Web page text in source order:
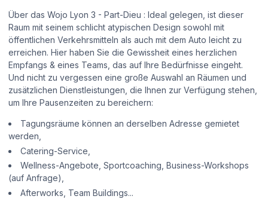
Über das Wojo Lyon 3 - Part-Dieu : Ideal gelegen, ist dieser
Raum mit seinem schlicht atypischen Design sowohl mit
öffentlichen Verkehrsmitteln als auch mit dem Auto leicht zu
erreichen. Hier haben Sie die Gewissheit eines herzlichen
Empfangs & eines Teams, das auf Ihre Bedürfnisse eingeht.
Und nicht zu vergessen eine große Auswahl an Räumen und
zusätzlichen Dienstleistungen, die Ihnen zur Verfügung stehen,
um Ihre Pausenzeiten zu bereichern:
Tagungsräume können an derselben Adresse gemietet
werden,
Catering-Service,
Wellness-Angebote, Sportcoaching, Business-Workshops
(auf Anfrage),
Afterworks, Team Buildings...